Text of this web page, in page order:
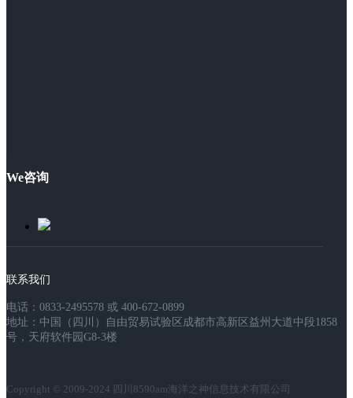
We咨询
联系我们
电话：0833-2495578 或 400-672-0899
地址：中国（四川）自由贸易试验区成都市高新区益州大道中段1858
号，天府软件园G8-3楼
Copyright © 2009-2024 四川8590am海洋之神信息技术有限公司